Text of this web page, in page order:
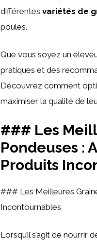
différentes variétés de
poules.
Que vous soyez un
pratiques et des
Découvrez comment
maximiser la qualité de
### Les
Pondeuses :
Produits
### Les Meilleures
Incontournables
Lorsqu’il s’agit de nourrir